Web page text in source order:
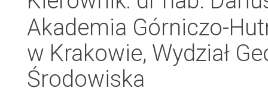
Akademia Górniczo-
w Krakowie, Wydział
Środowiska